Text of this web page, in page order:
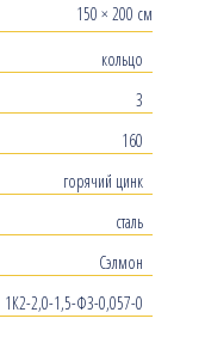
150 × 200 см
кольцо
3
160
горячий цинк
сталь
Сэлмон
1К2-2,0-1,5-Ф3-0,057-0